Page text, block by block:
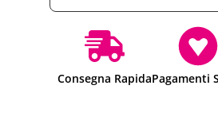
Consegna RapidaPagamenti